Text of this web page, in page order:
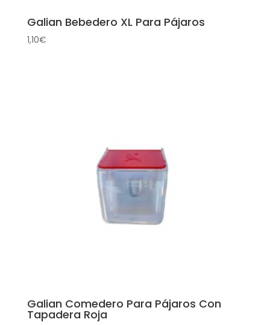
Galian Bebedero XL Para Pájaros
1,10€
Galian Comedero Para Pájaros Con
Tapadera Roja